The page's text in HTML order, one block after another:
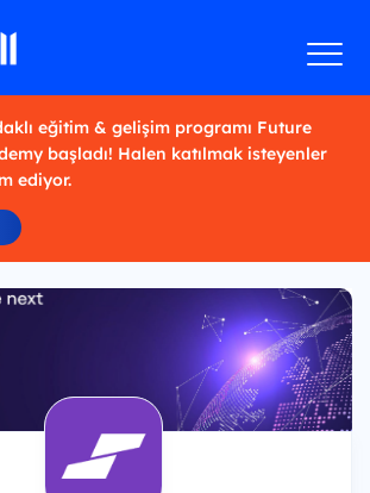
eğitim & gelişim programı Future
başladı! Halen katılmak isteyenler
ediyor.